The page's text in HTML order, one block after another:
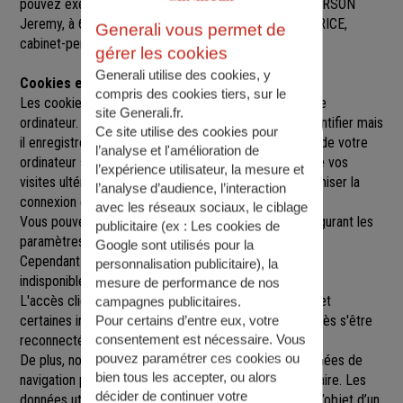
pouvez exercer sur simple demande auprès de M. PERSON
Jeremy, à 6 GRANDE PLACE, 29800 LA ROCHE MAURICE,
cabinet-person@agence.generali.fr.
Cookies et sessions
Les cookies sont de petits fichiers implantés sur votre
ordinateur. Un cookie ne nous permet pas de vous identifier mais
il enregistre des informations relatives à la navigation de votre
ordinateur sur notre site que nous pourrons lire lors de vos
visites ultérieures afin de faciliter la navigation, d'optimiser la
connexion et de personnaliser l'utilisation du site.
Vous pouvez refuser l'utilisation des cookies en configurant les
paramètres de votre navigateur Internet.
Cependant le fait de refuser les cookies peut rendre
indisponibles toutes ou certaines parties du site.
L'accès client est construit avec un délai de session, et
certaines informations ne seront remises à jour qu'après s'être
reconnecté sur le site.
De plus, nous pouvons être amenés à utiliser vos données de
navigation par le biais de cookies gérés par un partenaire. Les
Generali vous permet de
gérer les cookies
Generali utilise des cookies, y
compris des cookies tiers, sur le
site Generali.fr.
Ce site utilise des cookies pour
l’analyse et l'amélioration de
l’expérience utilisateur, la mesure et
l’analyse d’audience, l’interaction
avec les réseaux sociaux, le ciblage
publicitaire (ex : Les cookies de
Google sont utilisés pour la
personnalisation publicitaire), la
mesure de performance de nos
campagnes publicitaires.
Pour certains d’entre eux, votre
consentement est nécessaire. Vous
pouvez paramétrer ces cookies ou
bien tous les accepter, ou alors
décider de continuer votre